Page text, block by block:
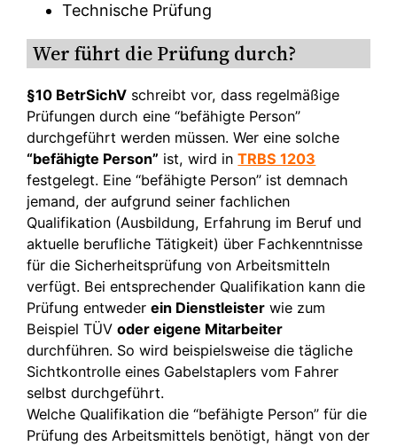
Technische Prüfung
Wer führt die Prüfung durch?
§10 BetrSichV schreibt vor, dass regelmäßige
Prüfungen durch eine “befähigte Person”
durchgeführt werden müssen. Wer eine solche
“befähigte Person” ist, wird inTRBS 1203
festgelegt. Eine “befähigte Person” ist demnach
jemand, der aufgrund seiner fachlichen
Qualifikation (Ausbildung, Erfahrung im Beruf und
aktuelle berufliche Tätigkeit) über Fachkenntnisse
für die Sicherheitsprüfung von Arbeitsmitteln
verfügt. Bei entsprechender Qualifikation kann die
Prüfung entwederein Dienstleister wie zum
Beispiel TÜVoder eigene Mitarbeiter
durchführen. So wird beispielsweise die tägliche
Sichtkontrolle eines Gabelstaplers vom Fahrer
selbst durchgeführt.
Welche Qualifikation die “befähigte Person” für die
Prüfung des Arbeitsmittels benötigt, hängt von der